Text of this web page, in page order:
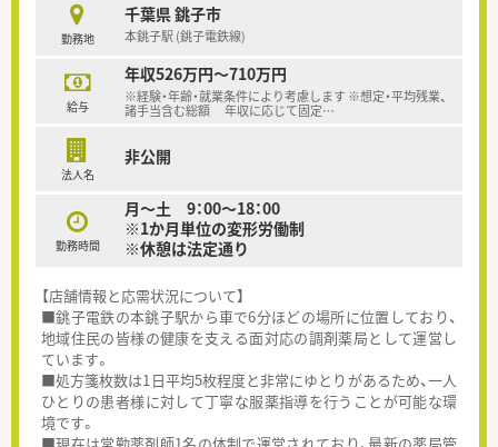
勤務地
千葉県 銚子市
本銚子駅 (銚子電鉄線)
給与
年収526万円～710万円
※経験・年齢・就業条件により考慮します ※想定・平均残業、
諸手当含む総額 年収に応じて固定…
法人名
非公開
勤務時間
月～土 9：00～18：00
※1か月単位の変形労働制
※休憩は法定通り
【店舗情報と応需状況について】
■銚子電鉄の本銚子駅から車で6分ほどの場所に位置しており、
地域住民の皆様の健康を支える面対応の調剤薬局として運営し
ています。
■処方箋枚数は1日平均5枚程度と非常にゆとりがあるため、一人
ひとりの患者様に対して丁寧な服薬指導を行うことが可能な環
境です。